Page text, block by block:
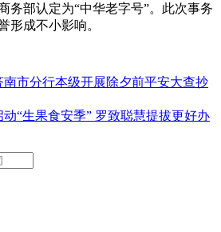
务部认定为“中华老字号”。此次事务
形成不小影响。
南市分行本级开展除夕前平安大查抄
动“生果食安季” 罗致聪慧提拔更好办